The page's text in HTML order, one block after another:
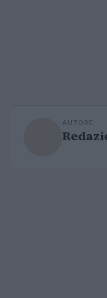
AUTORE